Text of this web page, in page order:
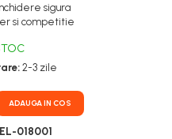
sigura
si competitie
2-3 zile
ADAUGA IN COS
018001